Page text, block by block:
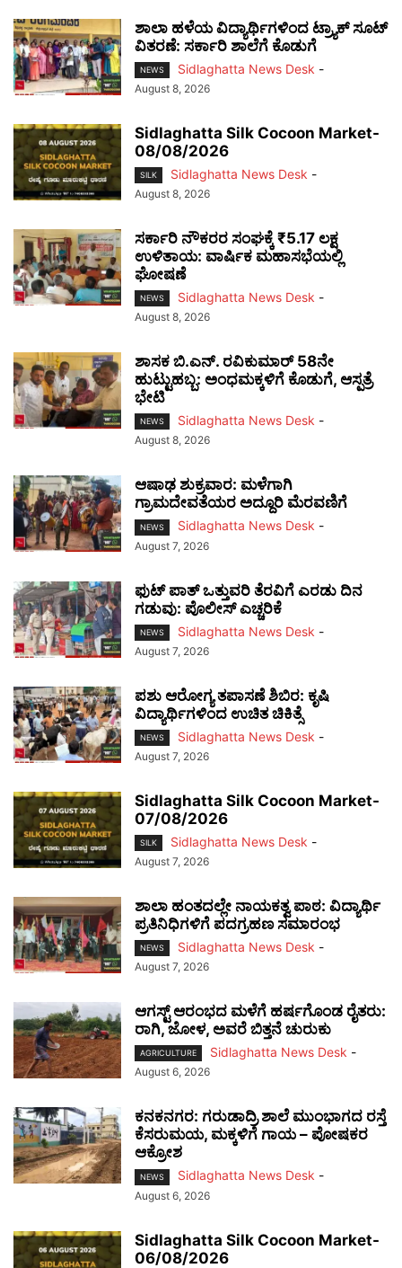
ಶಾಲಾ ಹಳೆಯ ವಿದ್ಯಾರ್ಥಿಗಳಿಂದ ಟ್ರ್ಯಾಕ್‌ ಸೂಟ್
ವಿತರಣೆ: ಸರ್ಕಾರಿ ಶಾಲೆಗೆ ಕೊಡುಗೆ
NEWS Sidlaghatta News Desk -
August 8, 2026
Sidlaghatta Silk Cocoon Market-
08/08/2026
SILK Sidlaghatta News Desk -
August 8, 2026
ಸರ್ಕಾರಿ ನೌಕರರ ಸಂಘಕ್ಕೆ ₹5.17 ಲಕ್ಷ
ಉಳಿತಾಯ: ವಾರ್ಷಿಕ ಮಹಾಸಭೆಯಲ್ಲಿ
ಘೋಷಣೆ
NEWS Sidlaghatta News Desk -
August 8, 2026
ಶಾಸಕ ಬಿ.ಎನ್. ರವಿಕುಮಾರ್ 58ನೇ
ಹುಟ್ಟುಹಬ್ಬ: ಅಂಧಮಕ್ಕಳಿಗೆ ಕೊಡುಗೆ, ಆಸ್ಪತ್ರೆ
ಭೇಟಿ
NEWS Sidlaghatta News Desk -
August 8, 2026
ಆಷಾಢ ಶುಕ್ರವಾರ: ಮಳೆಗಾಗಿ
ಗ್ರಾಮದೇವತೆಯರ ಅದ್ದೂರಿ ಮೆರವಣಿಗೆ
NEWS Sidlaghatta News Desk -
August 7, 2026
ಫುಟ್‌ ಪಾತ್ ಒತ್ತುವರಿ ತೆರವಿಗೆ ಎರಡು ದಿನ
ಗಡುವು: ಪೊಲೀಸ್ ಎಚ್ಚರಿಕೆ
NEWS Sidlaghatta News Desk -
August 7, 2026
ಪಶು ಆರೋಗ್ಯ ತಪಾಸಣೆ ಶಿಬಿರ: ಕೃಷಿ
ವಿದ್ಯಾರ್ಥಿಗಳಿಂದ ಉಚಿತ ಚಿಕಿತ್ಸೆ
NEWS Sidlaghatta News Desk -
August 7, 2026
Sidlaghatta Silk Cocoon Market-
07/08/2026
SILK Sidlaghatta News Desk -
August 7, 2026
ಶಾಲಾ ಹಂತದಲ್ಲೇ ನಾಯಕತ್ವ ಪಾಠ: ವಿದ್ಯಾರ್ಥಿ
ಪ್ರತಿನಿಧಿಗಳಿಗೆ ಪದಗ್ರಹಣ ಸಮಾರಂಭ
NEWS Sidlaghatta News Desk -
August 7, 2026
ಆಗಸ್ಟ್ ಆರಂಭದ ಮಳೆಗೆ ಹರ್ಷಗೊಂಡ ರೈತರು:
ರಾಗಿ, ಜೋಳ, ಅವರೆ ಬಿತ್ತನೆ ಚುರುಕು
AGRICULTURE Sidlaghatta News Desk -
August 6, 2026
ಕನಕನಗರ: ಗರುಡಾದ್ರಿ ಶಾಲೆ ಮುಂಭಾಗದ ರಸ್ತೆ
ಕೆಸರುಮಯ, ಮಕ್ಕಳಿಗೆ ಗಾಯ – ಪೋಷಕರ
ಆಕ್ರೋಶ
NEWS Sidlaghatta News Desk -
August 6, 2026
Sidlaghatta Silk Cocoon Market-
06/08/2026